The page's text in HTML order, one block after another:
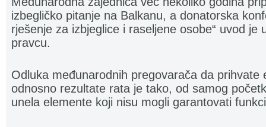
izbegličko pitanje na Balkanu, a donatorska
rješenje za izbjeglice i raseljene osobe“ uvod je
pravcu.
Odluka međunarodnih pregovarača da prihvate
odnosno rezultate rata je tako, od samog
unela elemente koji nisu mogli garantovati